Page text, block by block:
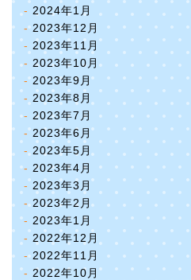
2024年1月
2023年12月
2023年11月
2023年10月
2023年9月
2023年8月
2023年7月
2023年6月
2023年5月
2023年4月
2023年3月
2023年2月
2023年1月
2022年12月
2022年11月
2022年10月